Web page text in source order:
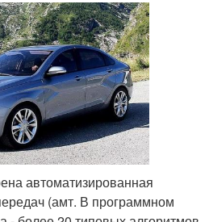
автоматизированная
(амт. В программном